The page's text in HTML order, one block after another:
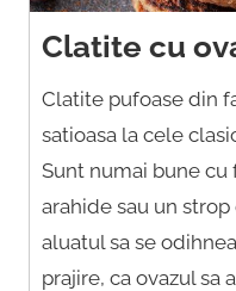
Clatite cu
Clatite pufoase din
satioasa la cele
Sunt numai bune
arahide sau un strop
aluatul sa se
prajire, ca ovazul sa